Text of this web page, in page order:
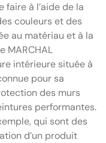
faire à l’aide de la
couleurs et des
au matériau et à la
MARCHAL
intérieure située à
pour sa
des murs
performantes.
qui sont des
d’un produit